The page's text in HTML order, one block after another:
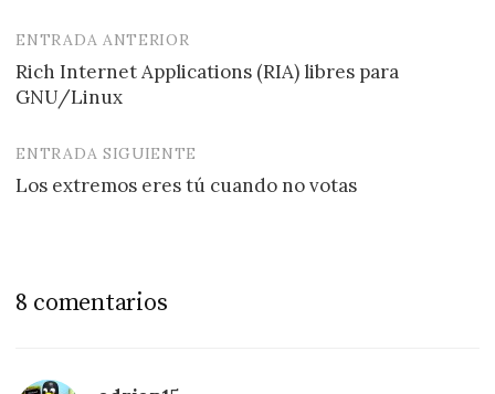
Navegación
de
ENTRADA ANTERIOR
Rich Internet Applications (RIA) libres para
GNU/Linux
ENTRADA SIGUIENTE
Los extremos eres tú cuando no votas
8 comentarios